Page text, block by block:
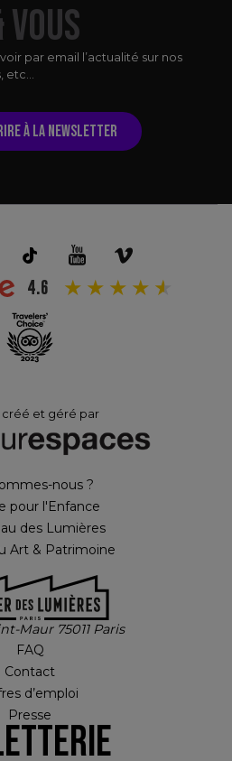
VOUS
par email l’actualité sur nos
etc...
À LA NEWSLETTER
4.6
créé et géré par
nous ?
pour l'Enfance
des Lumières
Art & Patrimoine
Maur 75011 Paris
FAQ
Contact
d’emploi
Presse